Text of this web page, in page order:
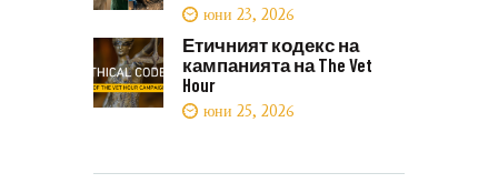
юни 23, 2026
Етичният кодекс на
кампанията на The Vet
Hour
юни 25, 2026